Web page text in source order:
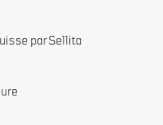
par Sellita